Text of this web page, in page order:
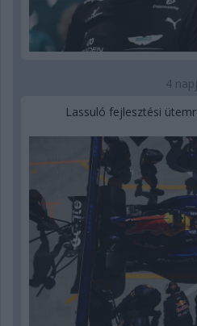
4
Lassuló fejlesztési